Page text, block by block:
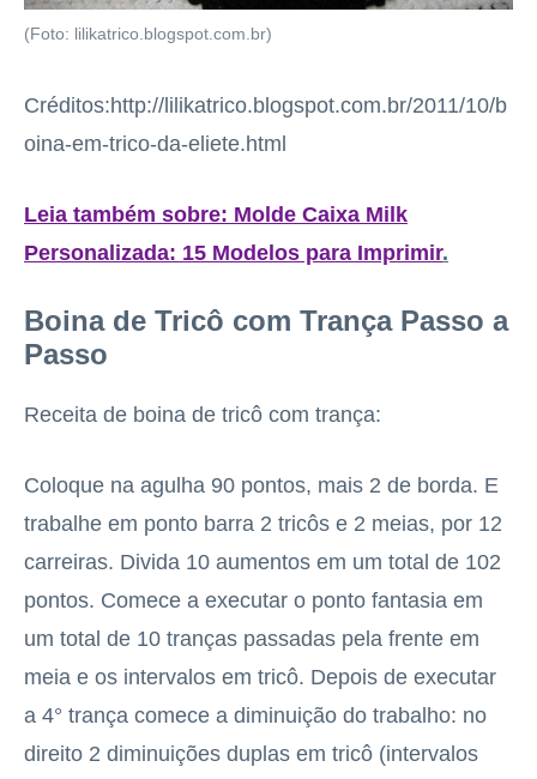
(Foto: lilikatrico.blogspot.com.br)
Créditos:http://lilikatrico.blogspot.com.br/2011/10/b
oina-em-trico-da-eliete.html
Leia também sobre: Molde Caixa Milk
Personalizada: 15 Modelos para Imprimir.
Boina de Tricô com Trança Passo a
Passo
Receita de boina de tricô com trança:
Coloque na agulha 90 pontos, mais 2 de borda. E
trabalhe em ponto barra 2 tricôs e 2 meias, por 12
carreiras. Divida 10 aumentos em um total de 102
pontos. Comece a executar o ponto fantasia em
um total de 10 tranças passadas pela frente em
meia e os intervalos em tricô. Depois de executar
a 4° trança comece a diminuição do trabalho: no
direito 2 diminuições duplas em tricô (intervalos